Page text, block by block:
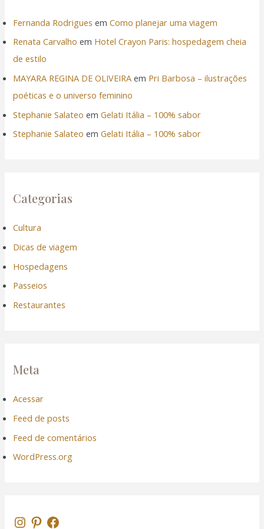
Fernanda Rodrigues emComo planejar uma viagem
Renata Carvalho em Hotel Crayon Paris: hospedagem cheia
de estilo
MAYARA REGINA DE OLIVEIRA em Pri Barbosa – ilustrações
poéticas e o universo feminino
Stephanie Salateo emGelati Itália – 100% sabor
Stephanie Salateo emGelati Itália – 100% sabor
Categorias
Cultura
Dicas de viagem
Hospedagens
Passeios
Restaurantes
Meta
Acessar
Feed de posts
Feed de comentários
WordPress.org